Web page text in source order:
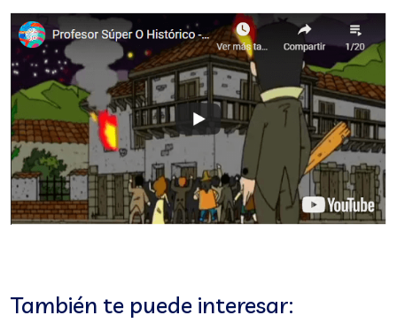
También te puede interesar: